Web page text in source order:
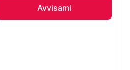
Avvisami